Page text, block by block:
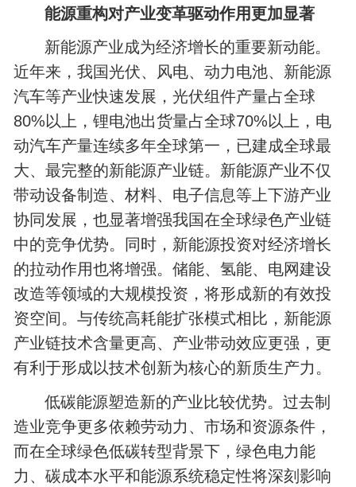
能源重构对产业变革驱动作用更加显著
新能源产业成为经济增长的重要新动能。
近年来，我国光伏、风电、动力电池、新能源
汽车等产业快速发展，光伏组件产量占全球
80%以上，锂电池出货量占全球70%以上，电
动汽车产量连续多年全球第一，已建成全球最
大、最完整的新能源产业链。新能源产业不仅
带动设备制造、材料、电子信息等上下游产业
协同发展，也显著增强我国在全球绿色产业链
中的竞争优势。同时，新能源投资对经济增长
的拉动作用也将增强。储能、氢能、电网建设
改造等领域的大规模投资，将形成新的有效投
资空间。与传统高耗能扩张模式相比，新能源
产业链技术含量更高、产业带动效应更强，更
有利于形成以技术创新为核心的新质生产力。
低碳能源塑造新的产业比较优势。过去制
造业竞争更多依赖劳动力、市场和资源条件，
而在全球绿色低碳转型背景下，绿色电力能
力、碳成本水平和能源系统稳定性将深刻影响